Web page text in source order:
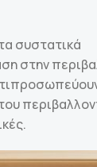
συστατικά
στην